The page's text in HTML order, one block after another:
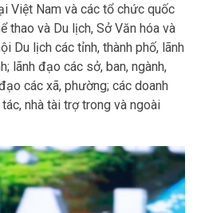
Việt Nam và các tổ chức quốc
thao và Du lịch, Sở Văn hóa và
Du lịch các tỉnh, thành phố, lãnh
lãnh đạo các sở, ban, ngành,
các xã, phường; các doanh
nhà tài trợ trong và ngoài